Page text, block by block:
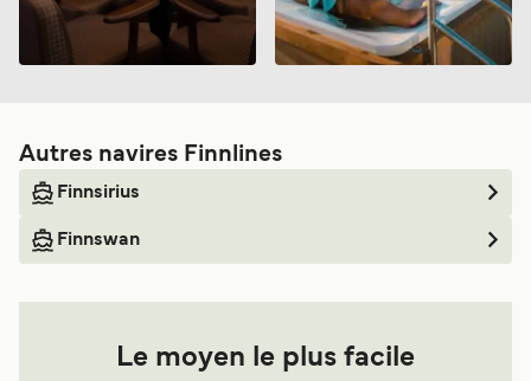
Autres navires Finnlines
Finnsirius
Finnswan
Le moyen le plus facile